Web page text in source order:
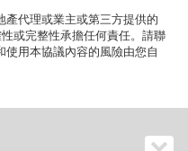
產代理或業主或第三方提供的
或完整性承擔任何責任。請聯
用本協議內容的風險由您自